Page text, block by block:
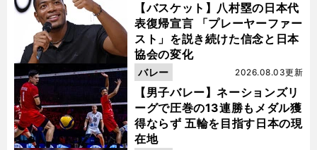
【バスケット】八村塁の日本代
表復帰宣言 「プレーヤーファー
スト」を説き続けた信念と日本
協会の変化
【男子バレー】ネーションズリ
ーグで圧巻の13連勝もメダル獲
得ならず 五輪を目指す日本の現
在地
2026.08.03更新
バレー